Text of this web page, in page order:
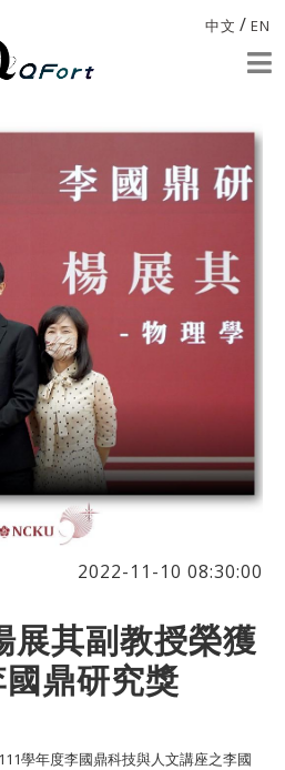
中文 / EN
2022-11-10 08:30:00
展其副教授榮獲
鼎研究獎
學年度李國鼎科技與人文講座之李國